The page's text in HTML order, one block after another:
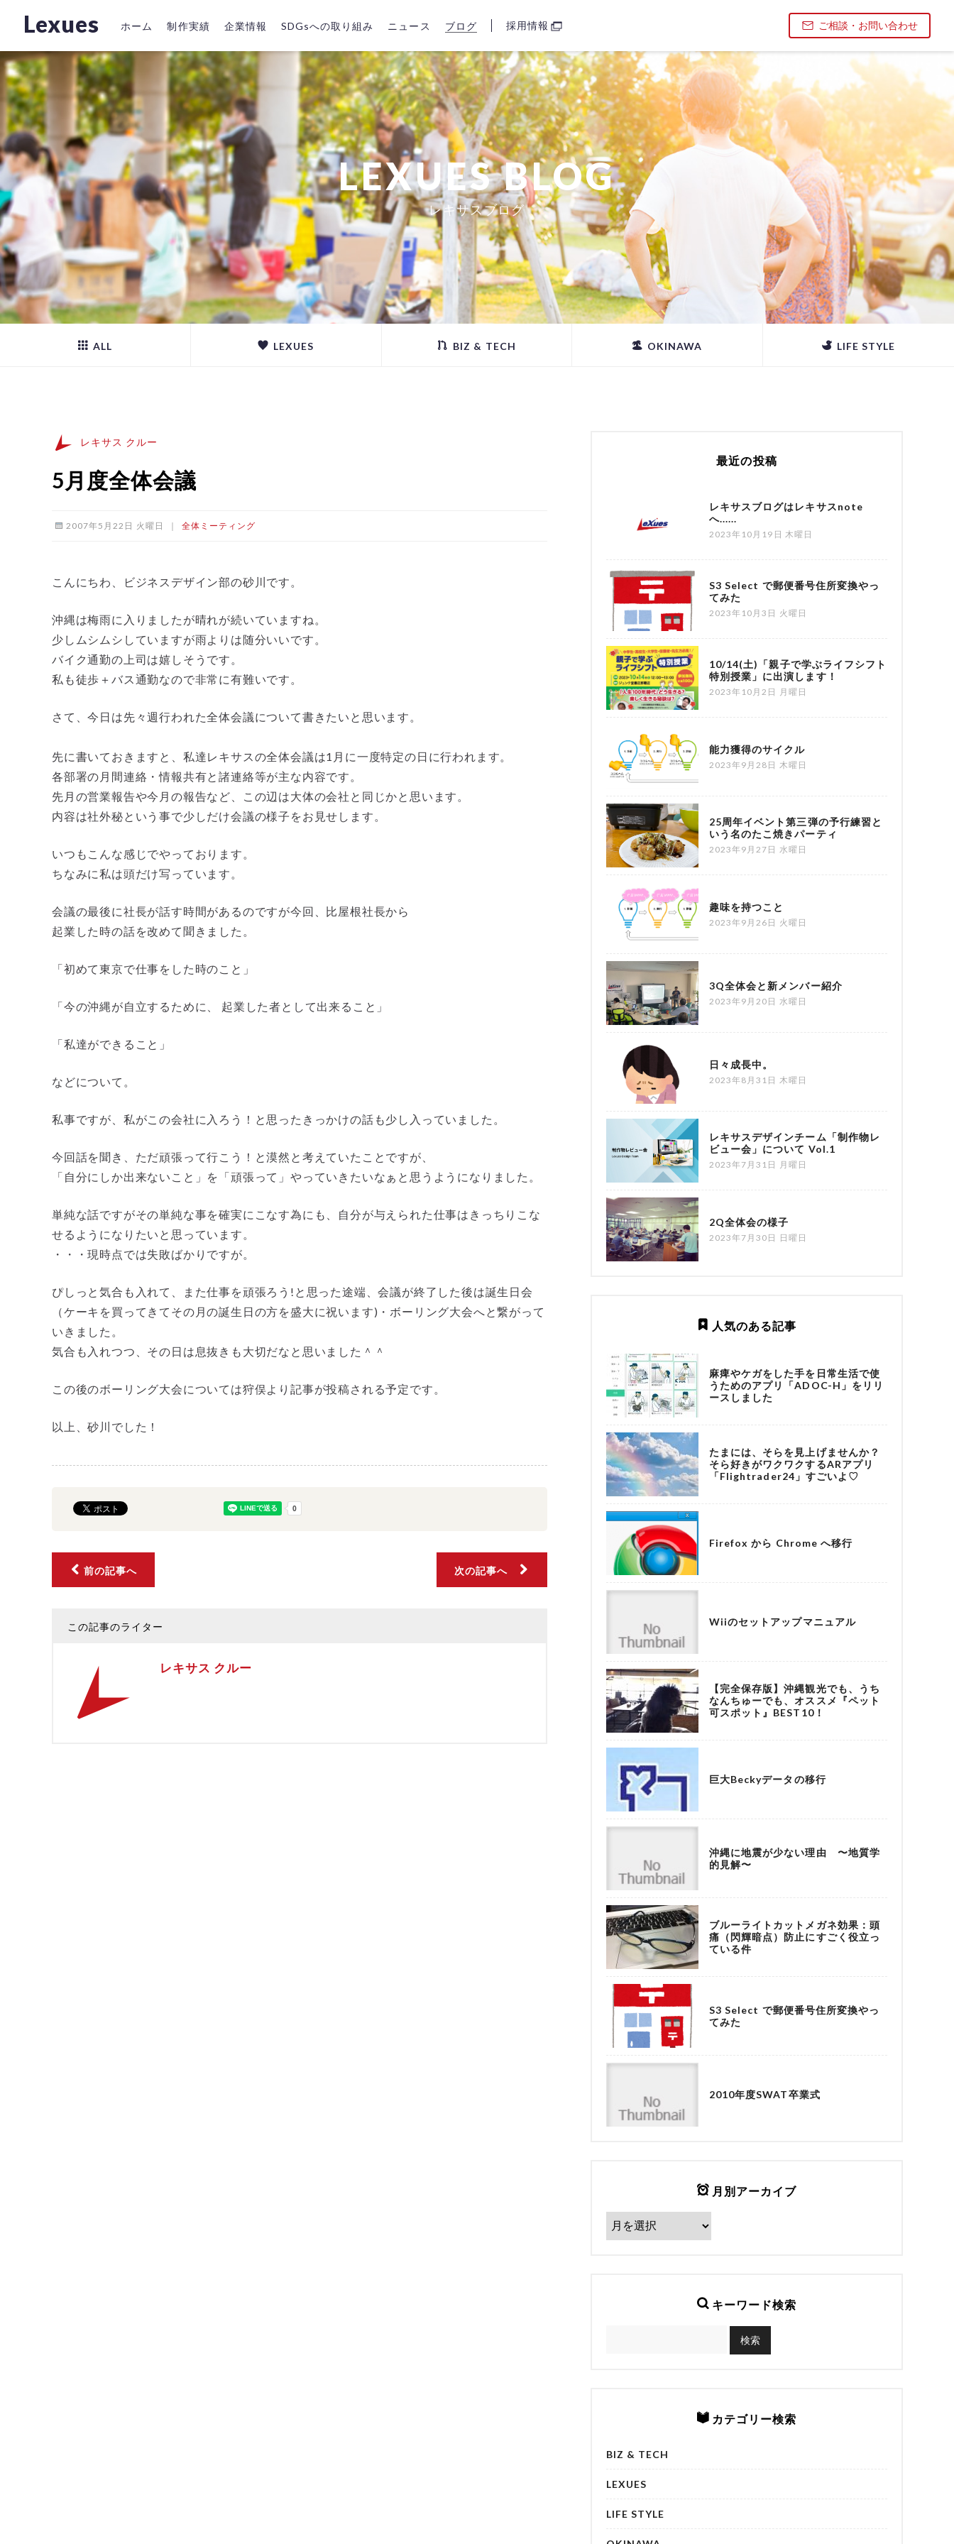
Lexues ホーム 制作実績 企業情報 SDGsへの取り組み ニュース ブログ 採用情報 ご相談・お問い合わせ
LEXUES BLOG
レキサスブログ
ALL LEXUES BIZ & TECH OKINAWA LIFE STYLE
レキサス クルー
5月度全体会議
2007年5月22日 火曜日 ｜ 全体ミーティング
こんにちわ、ビジネスデザイン部の砂川です。
沖縄は梅雨に入りましたが晴れが続いていますね。
少しムシムシしていますが雨よりは随分いいです。
バイク通勤の上司は嬉しそうです。
私も徒歩＋バス通勤なので非常に有難いです。
さて、今日は先々週行われた全体会議について書きたいと思います。
先に書いておきますと、私達レキサスの全体会議は1月に一度特定の日に行われます。
各部署の月間連絡・情報共有と諸連絡等が主な内容です。
先月の営業報告や今月の報告など、この辺は大体の会社と同じかと思います。
内容は社外秘という事で少しだけ会議の様子をお見せします。
いつもこんな感じでやっております。
ちなみに私は頭だけ写っています。
会議の最後に社長が話す時間があるのですが今回、比屋根社長から
起業した時の話を改めて聞きました。
「初めて東京で仕事をした時のこと」
「今の沖縄が自立するために、 起業した者として出来ること」
「私達ができること」
などについて。
私事ですが、私がこの会社に入ろう！と思ったきっかけの話も少し入っていました。
今回話を聞き、ただ頑張って行こう！と漠然と考えていたことですが、
「自分にしか出来ないこと」を「頑張って」やっていきたいなぁと思うようになりました。
単純な話ですがその単純な事を確実にこなす為にも、自分が与えられた仕事はきっちりこな
せるようになりたいと思っています。
・・・現時点では失敗ばかりですが。
ぴしっと気合も入れて、また仕事を頑張ろう!と思った途端、会議が終了した後は誕生日会
（ケーキを買ってきてその月の誕生日の方を盛大に祝います)・ボーリング大会へと繋がって
いきました。
気合も入れつつ、その日は息抜きも大切だなと思いました＾＾
この後のボーリング大会については狩俣より記事が投稿される予定です。
以上、砂川でした！
前の記事へ 次の記事へ
この記事のライター
レキサス クルー
最近の投稿
レキサスブログはレキサスnote
へ......
2023年10月19日 木曜日
S3 Select で郵便番号住所変換やっ
てみた
2023年10月3日 火曜日
10/14(土)「親子で学ぶライフシフト
特別授業」に出演します！
2023年10月2日 月曜日
能力獲得のサイクル
2023年9月28日 木曜日
25周年イベント第三弾の予行練習と
いう名のたこ焼きパーティ
2023年9月27日 水曜日
趣味を持つこと
2023年9月26日 火曜日
3Q全体会と新メンバー紹介
2023年9月20日 水曜日
日々成長中。
2023年8月31日 木曜日
レキサスデザインチーム「制作物レ
ビュー会」について Vol.1
2023年7月31日 月曜日
2Q全体会の様子
2023年7月30日 日曜日
人気のある記事
麻痺やケガをした手を日常生活で使
うためのアプリ「ADOC-H」をリリ
ースしました
たまには、そらを見上げませんか？
そら好きがワクワクするARアプリ
「Flightrader24」すごいよ♡
Firefox から Chrome へ移行
Wiiのセットアップマニュアル
【完全保存版】沖縄観光でも、うち
なんちゅーでも、オススメ『ペット
可スポット』BEST10！
巨大Beckyデータの移行
沖縄に地震が少ない理由 〜地質学
的見解〜
ブルーライトカットメガネ効果：頭
痛（閃輝暗点）防止にすごく役立っ
ている件
S3 Select で郵便番号住所変換やっ
てみた
2010年度SWAT卒業式
月別アーカイブ
キーワード検索
カテゴリー検索
BIZ & TECH
LEXUES
LIFE STYLE